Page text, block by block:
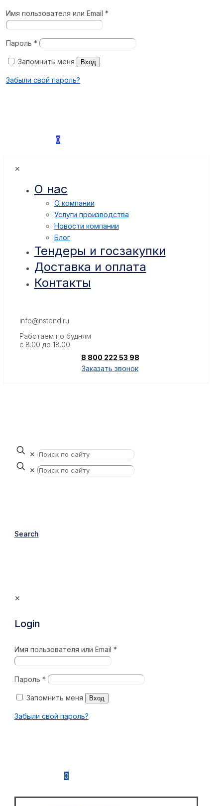
Имя пользователя или Email*
Пароль*
Запомнить меня Вход
Забыли свой пароль?
0
✕
О нас
О компании
Услуги производства
Новости компании
Блог
Тендеры и госзакупки
Доставка и оплата
Контакты
info@nstend.ru
Работаем по будням
с 8.00 до 18.00
8 800 222 53 98
Заказать звонок
✕
✕
Search
✕
Login
Имя пользователя или Email *
Пароль *
Запомнить меня Вход
Забыли свой пароль?
0